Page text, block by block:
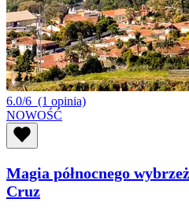
6.0/6 (1 opinia)
NOWOŚĆ
Magia północnego
Cruz